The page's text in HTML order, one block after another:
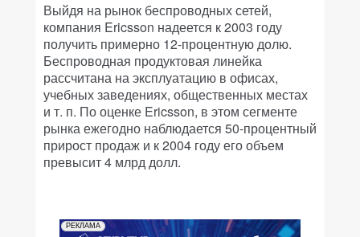
Выйдя на рынок беспроводных сетей,
компания Ericsson надеется к 2003 году
получить примерно 12-процентную долю.
Беспроводная продуктовая линейка
рассчитана на эксплуатацию в офисах,
учебных заведениях, общественных местах
и т. п. По оценке Ericsson, в этом сегменте
рынка ежегодно наблюдается 50-процентный
прирост продаж и к 2004 году его объем
превысит 4 млрд долл.
РЕКЛАМА